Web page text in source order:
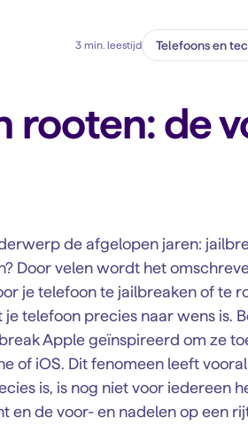
3 min. leestijd Telefoons en
rooten: de
de afgelopen jaren:
Door velen wordt het
je telefoon te jailbreaken of te
telefoon precies naar wens is.
Apple geïnspireerd om ze
of iOS. Dit fenomeen leeft
is, is nog niet voor iedereen
en de voor- en nadelen op een